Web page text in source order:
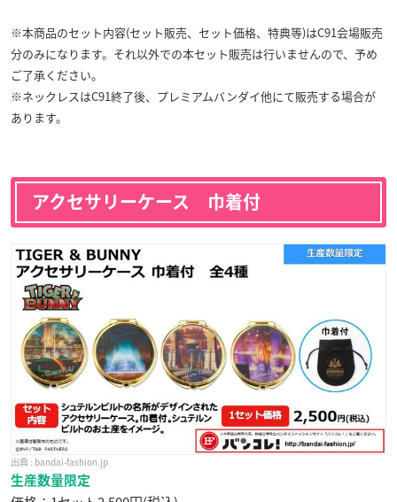
※本商品のセット内容(セット販売、セット価格、特典等)はC91会場販売
分のみになります。それ以外での本セット販売は行いませんので、予め
ご了承ください。
※ネックレスはC91終了後、プレミアムバンダイ他にて販売する場合が
あります。
アクセサリーケース 巾着付
bandai-fashion.jp
生産数量限定